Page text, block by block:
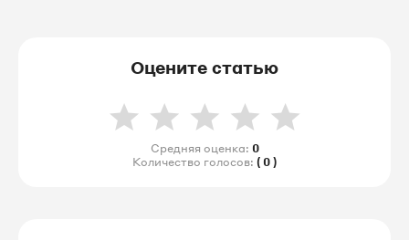
Оцените статью
Средняя оценка: 0
Количество голосов: ( 0 )